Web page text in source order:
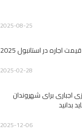
2025-08-25
اجاره در استانبول 2025
2025-02-28
اجباری برای شهروندان
بدانید
2025-12-06